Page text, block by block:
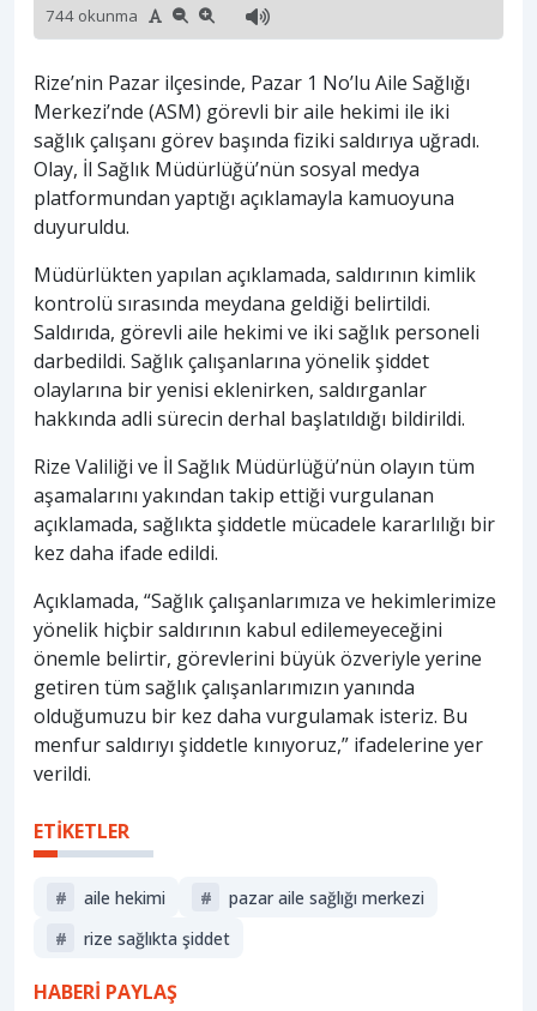
744 okunma
Rize’nin Pazar ilçesinde, Pazar 1 No’lu Aile Sağlığı
Merkezi’nde (ASM) görevli bir aile hekimi ile iki
sağlık çalışanı görev başında fiziki saldırıya uğradı.
Olay, İl Sağlık Müdürlüğü’nün sosyal medya
platformundan yaptığı açıklamayla kamuoyuna
duyuruldu.
Müdürlükten yapılan açıklamada, saldırının kimlik
kontrolü sırasında meydana geldiği belirtildi.
Saldırıda, görevli aile hekimi ve iki sağlık personeli
darbedildi. Sağlık çalışanlarına yönelik şiddet
olaylarına bir yenisi eklenirken, saldırganlar
hakkında adli sürecin derhal başlatıldığı bildirildi.
Rize Valiliği ve İl Sağlık Müdürlüğü’nün olayın tüm
aşamalarını yakından takip ettiği vurgulanan
açıklamada, sağlıkta şiddetle mücadele kararlılığı bir
kez daha ifade edildi.
Açıklamada, “Sağlık çalışanlarımıza ve hekimlerimize
yönelik hiçbir saldırının kabul edilemeyeceğini
önemle belirtir, görevlerini büyük özveriyle yerine
getiren tüm sağlık çalışanlarımızın yanında
olduğumuzu bir kez daha vurgulamak isteriz. Bu
menfur saldırıyı şiddetle kınıyoruz,” ifadelerine yer
verildi.
ETİKETLER
# aile hekimi #
pazar aile sağlığı merkezi
#
rize sağlıkta şiddet
HABERİ PAYLAŞ